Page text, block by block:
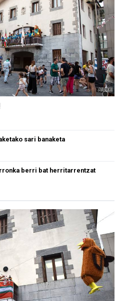
sari banaketa
berri bat herritarrentzat